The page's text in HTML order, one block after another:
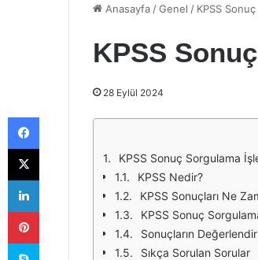
Anasayfa /Genel / KPSS
KPSS
28 Eylül 2024
KPSS Sonuç Sorgulama
KPSS Nedir?
KPSS Sonuçları Ne
KPSS Sonuç
Sonuçların
Sıkça Sorulan Sorular
Facebook
X
LinkedIn
Pinterest
Skype